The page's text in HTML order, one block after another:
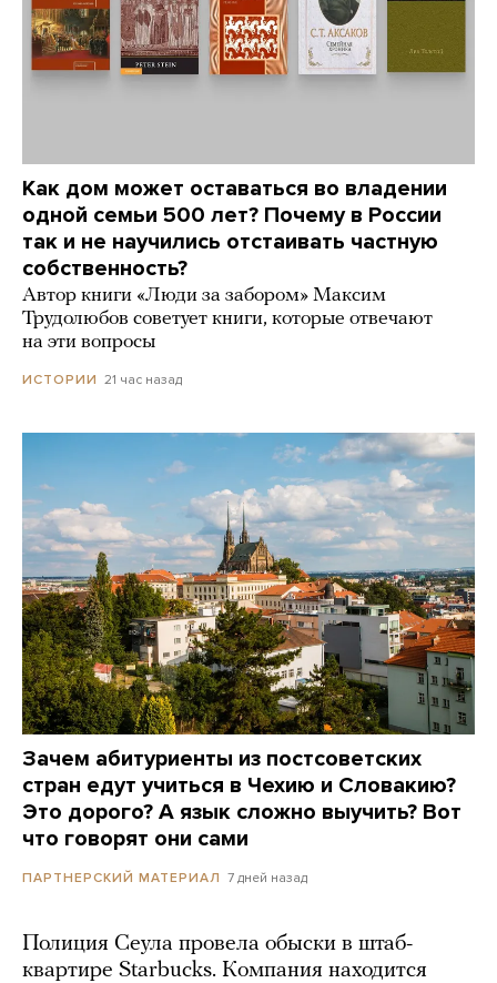
Как дом может оставаться во владении
одной семьи 500 лет? Почему в России
так и не научились отстаивать частную
собственность?
Автор книги «Люди за забором» Максим
Трудолюбов советует книги, которые отвечают
на эти вопросы
ИСТОРИИ 21 час назад
Зачем абитуриенты из постсоветских
стран едут учиться в Чехию и Словакию?
Это дорого? А язык сложно выучить? Вот
что говорят они сами
ПАРТНЕРСКИЙ МАТЕРИАЛ 7 дней назад
Полиция Сеула провела обыски в штаб-
квартире Starbucks. Компания находится